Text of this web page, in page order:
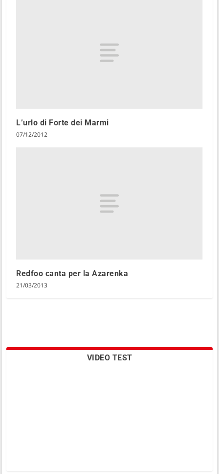
L’urlo di Forte dei Marmi
07/12/2012
Redfoo canta per la Azarenka
21/03/2013
VIDEO TEST